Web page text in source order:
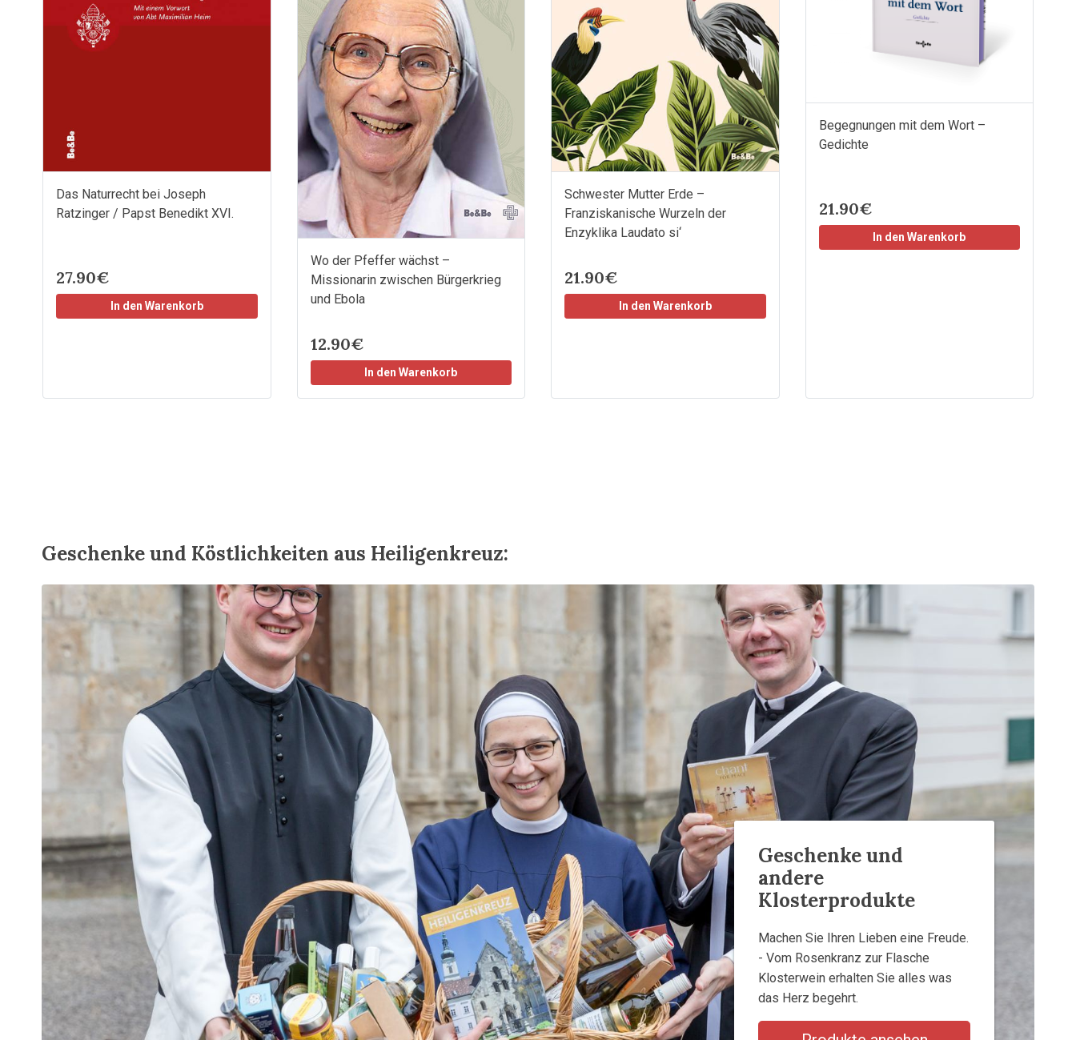
Das Naturrecht bei Joseph
Ratzinger / Papst Benedikt XVI.
27.90€
In den Warenkorb
Wo der Pfeffer wächst –
Missionarin zwischen Bürgerkrieg
und Ebola
12.90€
In den Warenkorb
Schwester Mutter Erde –
Franziskanische Wurzeln der
Enzyklika Laudato si‘
21.90€
In den Warenkorb
Begegnungen mit dem Wort –
Gedichte
21.90€
In den Warenkorb
Geschenke und Köstlichkeiten aus Heiligenkreuz:
Geschenke und
andere
Klosterprodukte
Machen Sie Ihren Lieben eine Freude.
- Vom Rosenkranz zur Flasche
Klosterwein erhalten Sie alles was
das Herz begehrt.